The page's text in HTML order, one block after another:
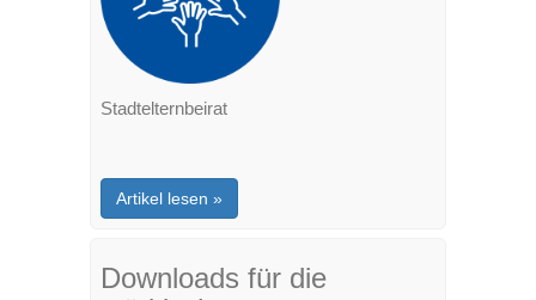
Stadtelternbeirat
Artikel lesen »
Downloads für die